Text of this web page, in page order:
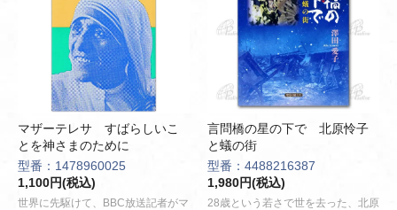
マザーテレサ すばらしいこ
とを神さまのために
型番：1478960025
1,100円(税込)
世界に先駆けて、BBC放送記者がマ
言問橋の星の下で 北原怜子
と蟻の街
型番：4488216387
1,980円(税込)
28歳という若さで世を去った、北原